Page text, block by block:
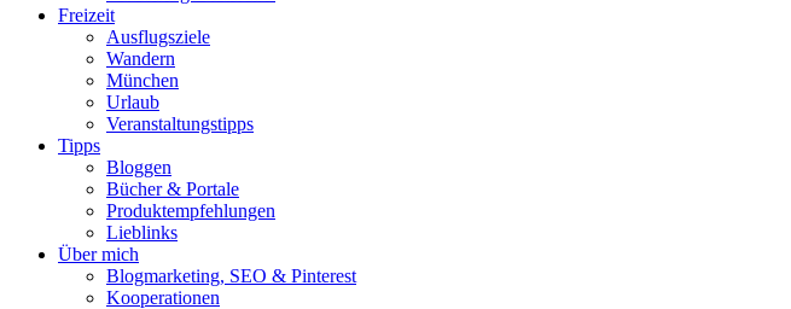
Freizeit
Ausflugsziele
Wandern
München
Urlaub
Veranstaltungstipps
Tipps
Bloggen
Bücher & Portale
Produktempfehlungen
Lieblinks
Über mich
Blogmarketing, SEO & Pinterest
Kooperationen